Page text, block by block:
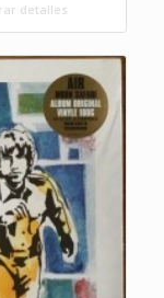
detalles